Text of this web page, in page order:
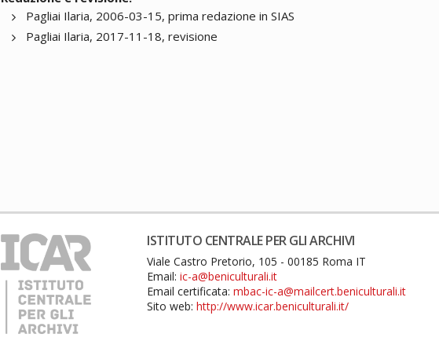
Pagliai Ilaria, 2006-03-15, prima redazione in SIAS
Pagliai Ilaria, 2017-11-18, revisione
ISTITUTO CENTRALE PER GLI ARCHIVI
Viale Castro Pretorio, 105 - 00185 Roma IT
Email:ic-a@beniculturali.it
Email certificata:mbac-ic-a@mailcert.beniculturali.it
Sito web:http://www.icar.beniculturali.it/